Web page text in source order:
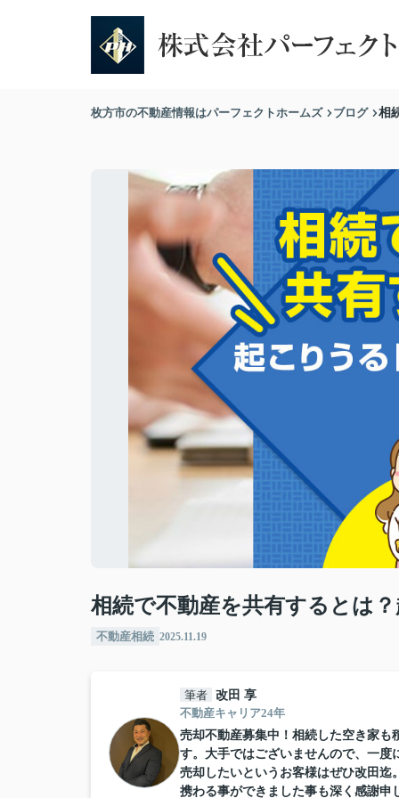
枚方市の不動産情報はパーフェクトホームズ ブログ 相
相続で不動産を共有するとは
不動産相続 2025.11.19
筆者 改田 享
不動産キャリア24年
売却不動産募集中！相続した空き家も
す。大手ではございませんので、一度
売却したいというお客様はぜひ改田迄
携わる事ができました事も深く感謝申